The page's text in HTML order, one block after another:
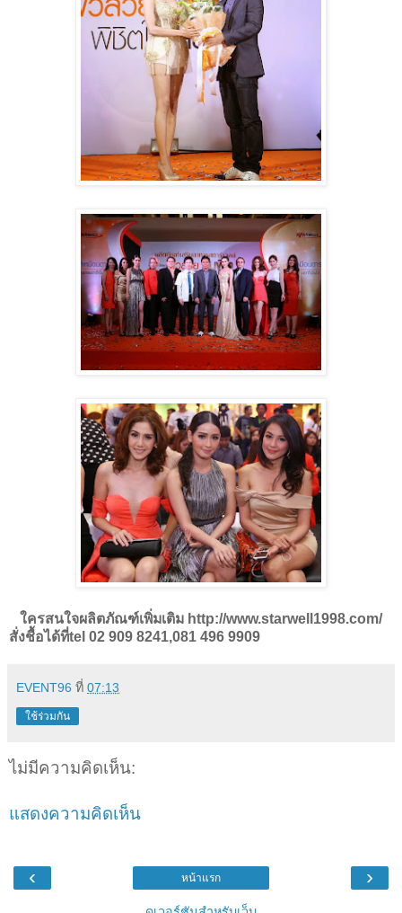
ใครสนใจผลิตภัณฑ์เพิ่มเติม http://www.starwell1998.com/
สั่งชื้อได้ที่tel 02 909 8241,081 496 9909
EVENT96 ที่ 07:13
ใช้ร่วมกัน
ไม่มีความคิดเห็น:
แสดงความคิดเห็น
‹ ›
หน้าแรก